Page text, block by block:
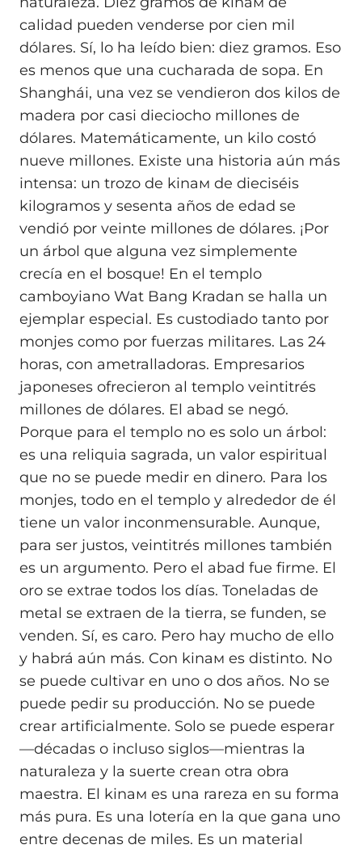
calidad pueden venderse por cien mil
dólares. Sí, lo ha leído bien: diez gramos. Eso
es menos que una cucharada de sopa. En
Shanghái, una vez se vendieron dos kilos de
madera por casi dieciocho millones de
dólares. Matemáticamente, un kilo costó
nueve millones. Existe una historia aún más
intensa: un trozo de kinaм de dieciséis
kilogramos y sesenta años de edad se
vendió por veinte millones de dólares. ¡Por
un árbol que alguna vez simplemente
crecía en el bosque! En el templo
camboyiano Wat Bang Kradan se halla un
ejemplar especial. Es custodiado tanto por
monjes como por fuerzas militares. Las 24
horas, con ametralladoras. Empresarios
japoneses ofrecieron al templo veintitrés
millones de dólares. El abad se negó.
Porque para el templo no es solo un árbol:
es una reliquia sagrada, un valor espiritual
que no se puede medir en dinero. Para los
monjes, todo en el templo y alrededor de él
tiene un valor inconmensurable. Aunque,
para ser justos, veintitrés millones también
es un argumento. Pero el abad fue firme. El
oro se extrae todos los días. Toneladas de
metal se extraen de la tierra, se funden, se
venden. Sí, es caro. Pero hay mucho de ello
y habrá aún más. Con kinaм es distinto. No
se puede cultivar en uno o dos años. No se
puede pedir su producción. No se puede
crear artificialmente. Solo se puede esperar
—décadas o incluso siglos—mientras la
naturaleza y la suerte crean otra obra
maestra. El kinaм es una rareza en su forma
más pura. Es una lotería en la que gana uno
entre decenas de miles. Es un material